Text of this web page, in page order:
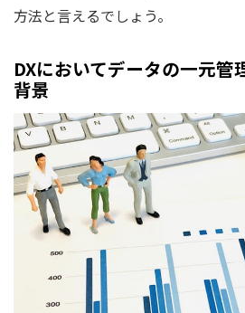
方法と言えるでしょう。
DXにおいてデータの一元管
背景